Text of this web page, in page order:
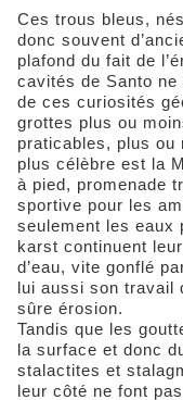
Ces trous bleus,
donc souvent
plafond du fait de
cavités de Santo ne
de ces curiosités
grottes plus ou
praticables, plus
plus célèbre est la
à pied, promenade
sportive pour les
seulement les eaux
karst continuent
d’eau, vite gonflé
lui aussi son travail
sûre érosion.
Tandis que les
la surface et donc
stalactites et
leur côté ne font